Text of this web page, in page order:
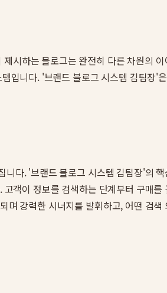
시하는 블로그는 완전히 다른 차원의
입니다. '브랜드 블로그 시스템 김팀장'
다. '브랜드 블로그 시스템 김팀장'의
객이 정보를 검색하는 단계부터 구매
강력한 시너지를 발휘하고, 어떤 검